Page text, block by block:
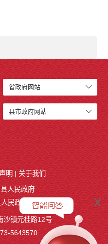
省政府网站
县市政府网站
x
明 | 关于我们
人民政府
民政府办公室
沙镇元桂路12号
5643570